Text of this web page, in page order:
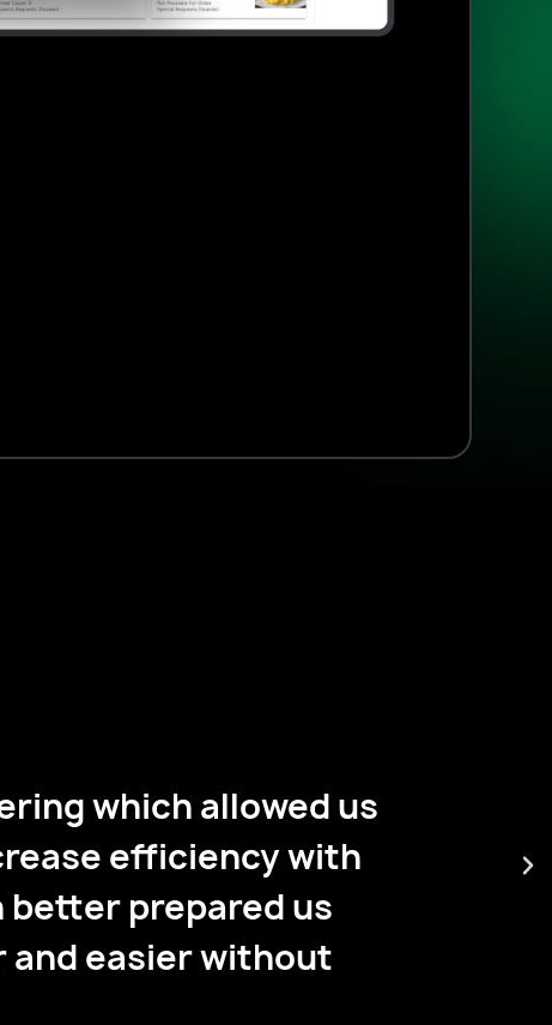
which allowed us
efficiency with
better prepared us
and easier without